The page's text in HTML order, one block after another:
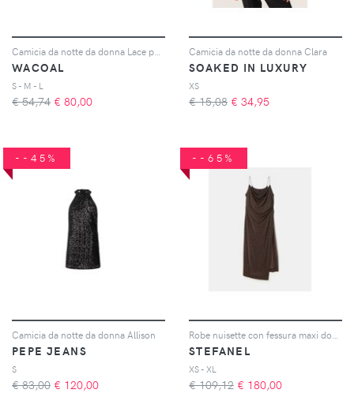
WACOAL
S - M - L
€ 54,74 € 80,00
Camicia da notte da donna Clara
SOAKED IN LUXURY
XS
€ 15,08 € 34,95
--45%
Camicia da notte da donna Allison
PEPE JEANS
S
€ 83,00 € 120,00
--65%
STEFANEL
XS - XL
€ 109,12 € 180,00